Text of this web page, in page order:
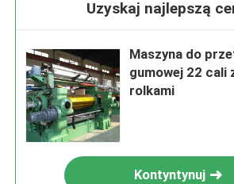
Uzyskaj najlepszą
Maszyna do
gumowej 22 cali
rolkami
Kontyntynuj